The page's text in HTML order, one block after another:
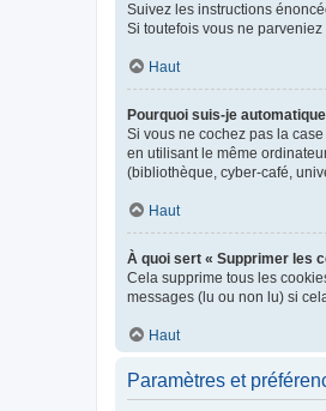
Suivez les instructions
Si toutefois vous ne
Haut
Pourquoi suis-je
Si vous ne cochez pas la case
en utilisant le même
(bibliothèque, cyber-café,
Haut
À quoi sert « Supprimer les
Cela supprime tous les
messages (lu ou non lu) si
Haut
Paramètres et